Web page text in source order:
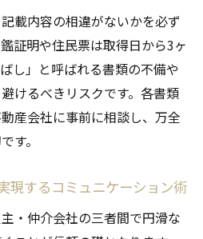
クを減らす具体的な進め方
率を高める信頼構築の技術
載内容の相違がないかを必ず
証明や住民票は取得日から3ヶ
し」と呼ばれる書類の不備や
けるべきリスクです。各書類
産会社に事前に相談し、万全
す。
現するコミュニケーション術
・仲介会社の三者間で円滑な